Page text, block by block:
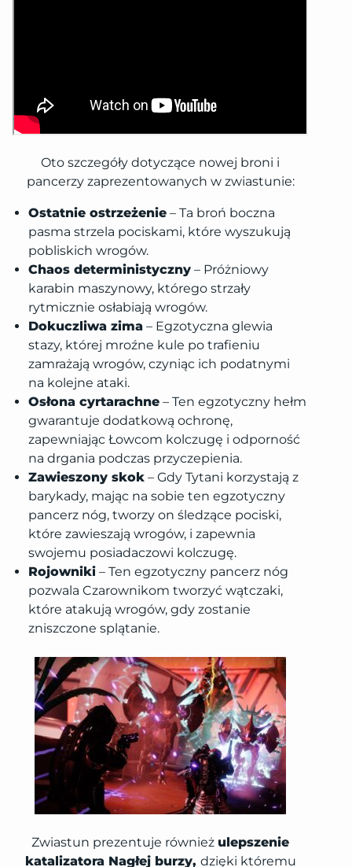
Oto szczegóły dotyczące nowej broni i
pancerzy zaprezentowanych w zwiastunie:
Ostatnie ostrzeżenie – Ta broń boczna
pasma strzela pociskami, które wyszukują
pobliskich wrogów.
Chaos deterministyczny – Próżniowy
karabin maszynowy, którego strzały
rytmicznie osłabiają wrogów.
Dokuczliwa zima – Egzotyczna glewia
stazy, której mroźne kule po trafieniu
zamrażają wrogów, czyniąc ich podatnymi
na kolejne ataki.
Osłona cyrtarachne – Ten egzotyczny hełm
gwarantuje dodatkową ochronę,
zapewniając Łowcom kolczugę i odporność
na drgania podczas przyczepienia.
Zawieszony skok – Gdy Tytani korzystają z
barykady, mając na sobie ten egzotyczny
pancerz nóg, tworzy on śledzące pociski,
które zawieszają wrogów, i zapewnia
swojemu posiadaczowi kolczugę.
Rojowniki – Ten egzotyczny pancerz nóg
pozwala Czarownikom tworzyć wątczaki,
które atakują wrogów, gdy zostanie
zniszczone splątanie.
Zwiastun prezentuje również ulepszenie
katalizatora Nagłej burzy, dzięki któremu